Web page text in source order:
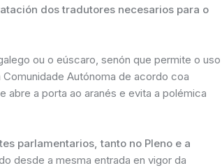
dos tradutores necesarios para o
ou o eúscaro, senón que permite o uso
Autónoma de acordo coa
abre a porta ao aranés e evita a polémica
parlamentarios, tanto no Pleno e a
desde a mesma entrada en vigor da